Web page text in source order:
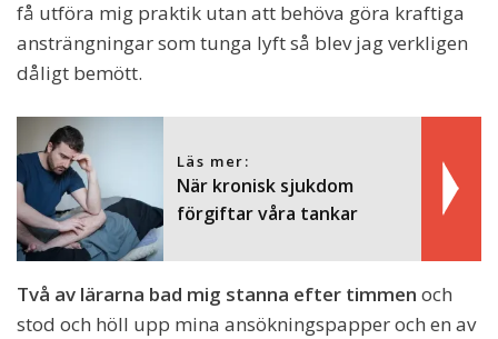
få utföra mig praktik utan att behöva göra kraftiga
ansträngningar som tunga lyft så blev jag verkligen
dåligt bemött.
Läs mer:
När kronisk sjukdom
förgiftar våra tankar
Två av lärarna bad mig stanna efter timmen och
stod och höll upp mina ansökningspapper och en av